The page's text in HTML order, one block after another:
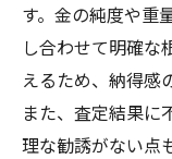
す。金の純度や重
し合わせて明確な
えるため、納得感
また、査定結果に
理な勧誘がない点